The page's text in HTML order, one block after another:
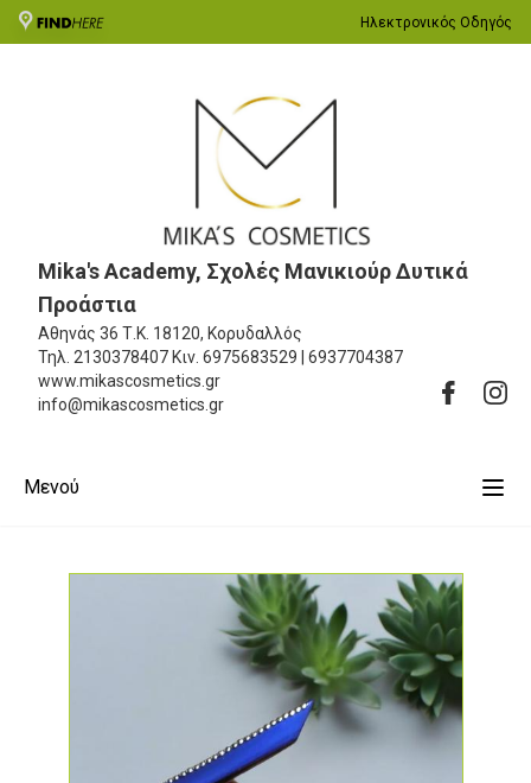
Ηλεκτρονικός Οδηγός
Mika's Academy, Σχολές Μανικιούρ Δυτικά
Προάστια
Αθηνάς 36 Τ.Κ. 18120, Κορυδαλλός
Τηλ. 2130378407 Κιν. 6975683529 | 6937704387
www.mikascosmetics.gr
info@mikascosmetics.gr
Μενού